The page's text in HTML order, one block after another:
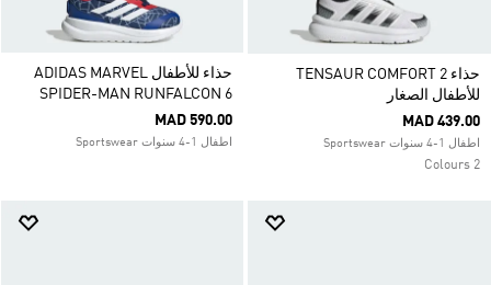
حذاء TENSAUR COMFORT 2
للأطفال الصغار
MAD 439.00
اطفال 1-4 سنوات Sportswear
2 Colours
حذاء للأطفال ADIDAS MARVEL
SPIDER-MAN RUNFALCON 6
MAD 590.00
اطفال 1-4 سنوات Sportswear